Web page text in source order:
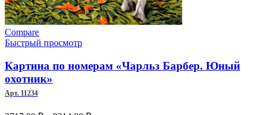
Compare
Быстрый просмотр
Картина по номерам «Чарльз Барбер. Юный
охотник»
Арт. 11234